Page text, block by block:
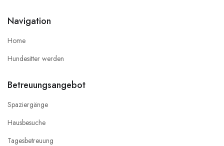
Navigation
Home
Hundesitter werden
Betreuungsangebot
Spaziergänge
Hausbesuche
Tagesbetreuung